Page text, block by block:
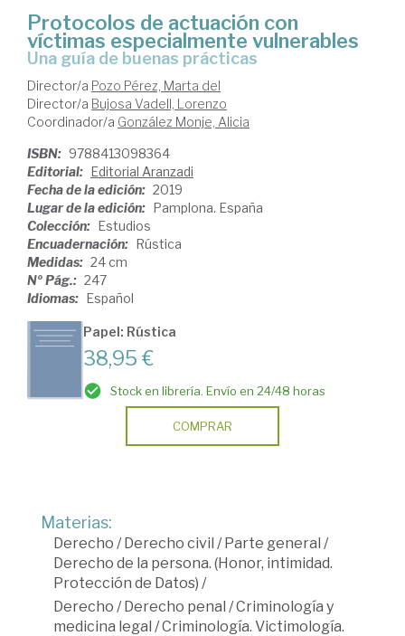
Protocolos de actuación con
víctimas especialmente vulnerables
una guía de buenas prácticas
Director/a Pozo Pérez, Marta del
Director/a Bujosa Vadell, Lorenzo
Coordinador/a González Monje, Alicia
ISBN: 9788413098364
Editorial: Editorial Aranzadi
Fecha de la edición: 2019
Lugar de la edición: Pamplona. España
Colección: Estudios
Encuadernación: Rústica
Medidas: 24 cm
Nº Pág.: 247
Idiomas: Español
Papel: Rústica
38,95 €
Stock en librería. Envío en 24/48 horas
COMPRAR
Materias:
Derecho /Derecho civil /Parte general /
Derecho de la persona. (Honor, intimidad.
Protección de Datos) /
Derecho /Derecho penal /Criminología y
medicina legal /Criminología. Victimología.